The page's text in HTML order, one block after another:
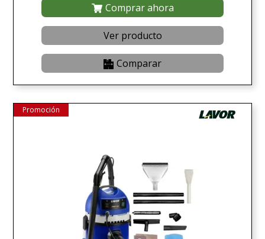
Comprar ahora
Ver producto
Comparar
Promoción